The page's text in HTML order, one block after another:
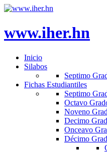
www.iher.hn
Inicio
Silabos
Septimo
Fichas Estudiantiles
Septimo
Octavo
Noveno
Decimo
Onceavo
Décimo